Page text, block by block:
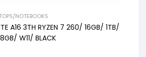
NOTEBOOKS
A16 3TH RYZEN 7 260/ 16GB/ 1TB/
W11/ BLACK